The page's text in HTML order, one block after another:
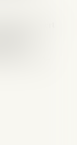
a ouvert
des
services...